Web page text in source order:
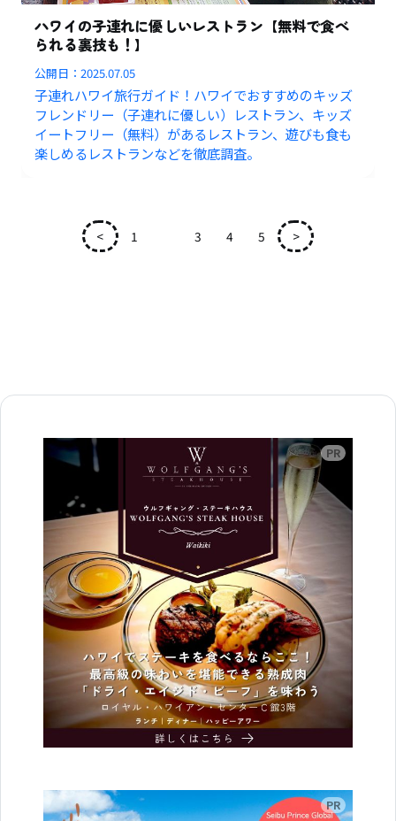
ハワイの子連れに優しいレストラン【無料で食べ
られる裏技も！】
公開日：2025.07.05
子連れハワイ旅行ガイド！ハワイでおすすめのキッズ
フレンドリー（子連れに優しい）レストラン、キッズ
イートフリー（無料）があるレストラン、遊びも食も
楽しめるレストランなどを徹底調査。
< 1 3 4 5 >
広告
広告